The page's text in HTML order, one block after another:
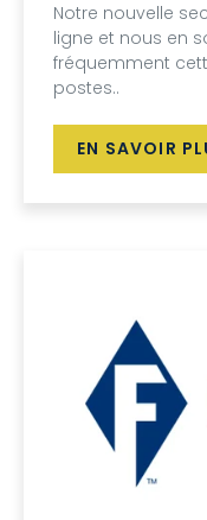
Notre nouvelle
ligne et nous en
fréquemment
postes..
EN SAVOIR